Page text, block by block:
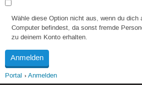
Wähle diese Option nicht aus, wenn du dich
Computer befindest, da sonst fremde
zu deinem Konto erhalten.
Portal Anmelden